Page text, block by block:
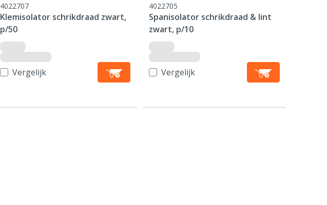
4022707
Klemisolator schrikdraad zwart,
p/50
Vergelijk
4022705
Spanisolator schrikdraad & lint
zwart, p/10
Vergelijk